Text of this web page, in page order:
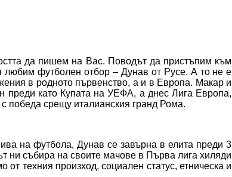
да пишем на Вас. Поводът да пристъпим към
любим футболен отбор – Дунав от Русе. А то не е
в родното първенство, а и в Европа. Макар и
преди като Купата на УЕФА, а днес Лига Европа,
победа срещу италианския гранд Рома.
на футбола, Дунав се завърна в елита преди 3
ни събира на своите мачове в Първа лига хиляди
от техния произход, социален статус, етническа и